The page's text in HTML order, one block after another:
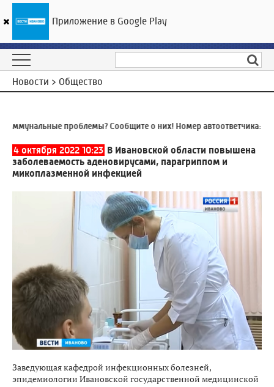
ГТРК «Ивтелерадио»
Новости > Общество
проблемы? Сообщите о них! Номер автоответчика:8
4 октября 2022 10:23 В Ивановской области повышена
заболеваемость аденовирусами, парагриппом и
микоплазменной инфекцией
Заведующая кафедрой инфекционных болезней,
эпидемиологии Ивановской государственной медицинской
Приложение в Google Play